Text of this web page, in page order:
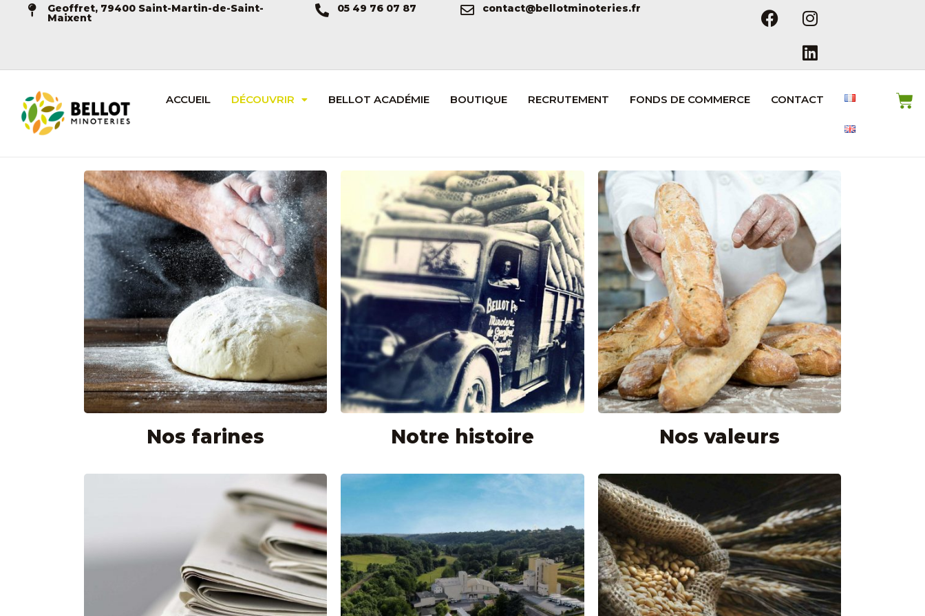
Geoffret, 79400 Saint-Martin-de-Saint-
Maixent
05 49 76 07 87 contact@bellotminoteries.fr
ACCUEIL DÉCOUVRIR BELLOT ACADÉMIE BOUTIQUE RECRUTEMENT FONDS DE COMMERCE CONTACT
Nos farines Notre histoire Nos valeurs